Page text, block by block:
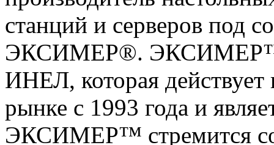
станций и серверов под
ЭКСИМЕР®. ЭКСИМЕР™
ИНЕЛ, которая
рынке с 1993 года и
ЭКСИМЕР™ стремится